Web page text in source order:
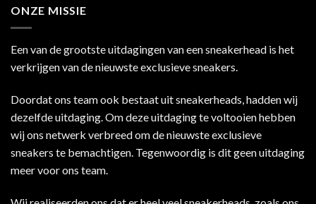
ONZE MISSIE
Een van de grootste uitdagingen van een sneakerhead is het
verkrijgen van de nieuwste exclusieve sneakers.
Doordat ons team ook bestaat uit sneakerheads, hadden wij
dezelfde uitdaging. Om deze uitdaging te voltooien hebben
wij ons netwerk verbreed om de nieuwste exclusieve
sneakers te bemachtigen. Tegenwoordig is dit geen uitdaging
meer voor ons team.